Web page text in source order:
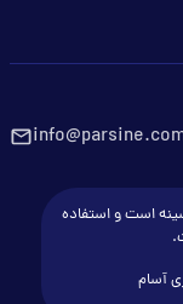
است و استفاده
آسام